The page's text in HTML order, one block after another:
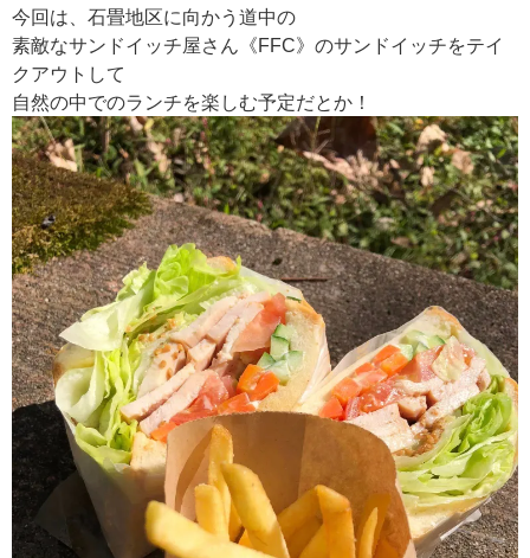
今回は、石畳地区に向かう道中の
素敵なサンドイッチ屋さん《FFC》のサンドイッチをテイ
クアウトして
自然の中でのランチを楽しむ予定だとか！